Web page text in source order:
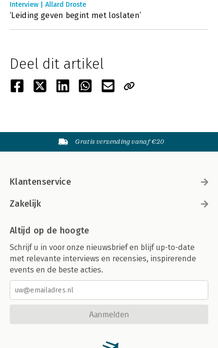
Interview | Allard Droste
‘Leiding geven begint met loslaten’
Deel dit artikel
Gratis verzending vanaf €20
Klantenservice
Zakelijk
Altijd op de hoogte
Schrijf u in voor onze nieuwsbrief en blijf up-to-date
met relevante interviews en recensies, inspirerende
events en de beste acties.
Aanmelden